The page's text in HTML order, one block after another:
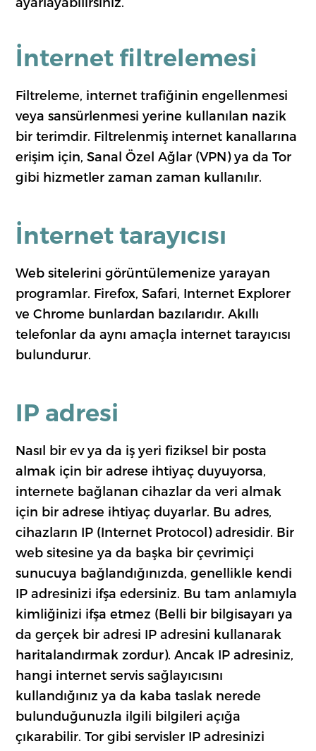
İnternet filtrelemesi
Filtreleme, internet trafiğinin engellenmesi
veya sansürlenmesi yerine kullanılan nazik
bir terimdir. Filtrelenmiş internet kanallarına
erişim için, Sanal Özel Ağlar (VPN) ya da Tor
gibi hizmetler zaman zaman kullanılır.
İnternet tarayıcısı
Web sitelerini görüntülemenize yarayan
programlar. Firefox, Safari, Internet Explorer
ve Chrome bunlardan bazılarıdır. Akıllı
telefonlar da aynı amaçla internet tarayıcısı
bulundurur.
IP adresi
Nasıl bir ev ya da iş yeri fiziksel bir posta
almak için bir adrese ihtiyaç duyuyorsa,
internete bağlanan cihazlar da veri almak
için bir adrese ihtiyaç duyarlar. Bu adres,
cihazların IP (Internet Protocol) adresidir. Bir
web sitesine ya da başka bir çevrimiçi
sunucuya bağlandığınızda, genellikle kendi
IP adresinizi ifşa edersiniz. Bu tam anlamıyla
kimliğinizi ifşa etmez (Belli bir bilgisayarı ya
da gerçek bir adresi IP adresini kullanarak
haritalandırmak zordur). Ancak IP adresiniz,
hangi internet servis sağlayıcısını
kullandığınız ya da kaba taslak nerede
bulunduğunuzla ilgili bilgileri açığa
çıkarabilir. Tor gibi servisler IP adresinizi